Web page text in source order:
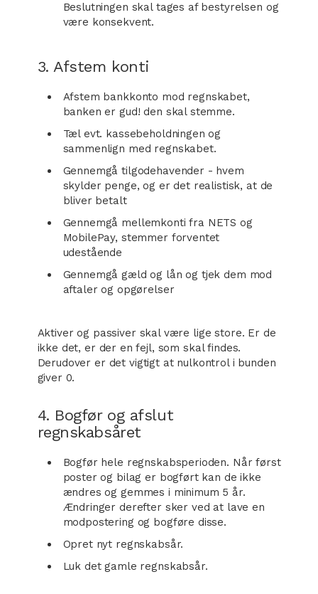
Beslutningen skal tages af bestyrelsen og
være konsekvent.
3. Afstem konti
Afstem bankkonto mod regnskabet,
banken er gud! den skal stemme.
Tæl evt. kassebeholdningen og
sammenlign med regnskabet.
Gennemgå tilgodehavender - hvem
skylder penge, og er det realistisk, at de
bliver betalt
Gennemgå mellemkonti fra NETS og
MobilePay, stemmer forventet
udestående
Gennemgå gæld og lån og tjek dem mod
aftaler og opgørelser
Aktiver og passiver skal være lige store. Er de
ikke det, er der en fejl, som skal findes.
Derudover er det vigtigt at nulkontrol i bunden
giver 0.
4. Bogfør og afslut
regnskabsåret
Bogfør hele regnskabsperioden. Når først
poster og bilag er bogført kan de ikke
ændres og gemmes i minimum 5 år.
Ændringer derefter sker ved at lave en
modpostering og bogføre disse.
Opret nyt regnskabsår.
Luk det gamle regnskabsår.